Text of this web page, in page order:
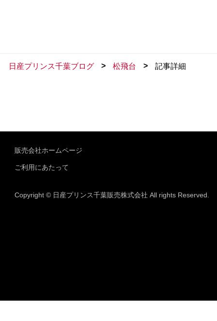
日産プリンス千葉ブログ > 松飛台 > 記事詳細
販売会社ホームページ
ご利用にあたって
Copyright © 日産プリンス千葉販売株式会社 All rights Reserved.